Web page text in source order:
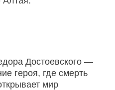
Достоевского —
героя, где смерть
мир